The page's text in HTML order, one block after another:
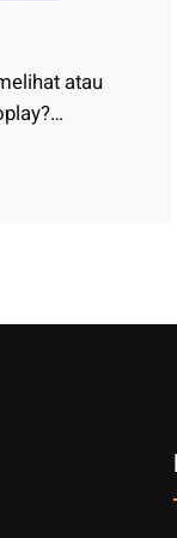
atau